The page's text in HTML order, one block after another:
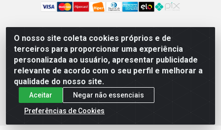
O nosso site coleta cookies próprios e de
terceiros para proporcionar uma experiência
personalizada ao usuário, apresentar publicidade
relevante de acordo com o seu perfil e melhorar a
qualidade do nosso site.
Aceitar
Negar não essenciais
Preferências de Cookies
A.R. RODRIGUEZ SOLUÇÕES EM SAÚDE - Endereço Av.
Joaquim Nabuco, 2235 - Centro, Manaus - AM, CEP
69020-031 - CNPJ 04.562.591/0001-41